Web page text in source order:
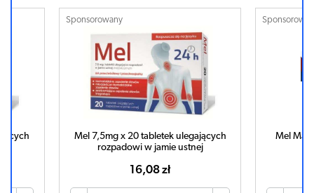
Sponsorowany
Mel 7,5mg x 20 tabletek ulegających
rozpadowi w jamie ustnej
16,08 zł
Mel Max